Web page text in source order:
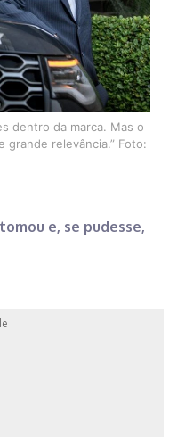
dentro da marca. Mas o
grande relevância.” Foto:
e, se pudesse,